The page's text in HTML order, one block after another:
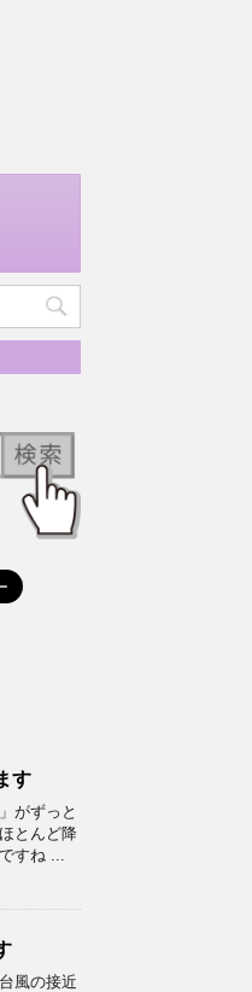
す
がずっと
とんど降
すね ...
風の接近